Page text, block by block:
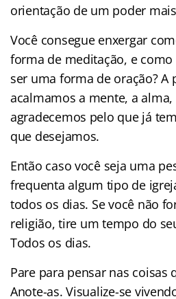
orientação de um poder mais
Você consegue enxergar
forma de meditação, e
ser uma forma de oração? A
acalmamos a mente, a
agradecemos pelo que já
que desejamos.
Então caso você seja uma
frequenta algum tipo de
todos os dias. Se você não
religião, tire um tempo do
Todos os dias.
Pare para pensar nas coisas
Anote-as. Visualize-se